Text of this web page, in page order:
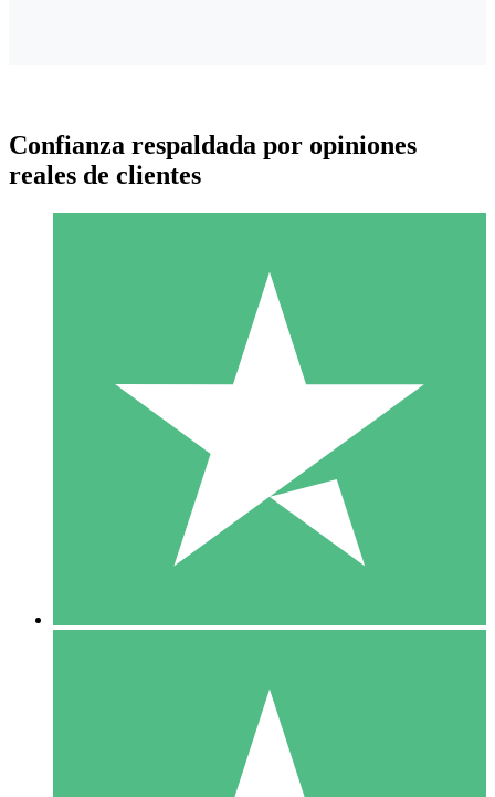
Paquetes de Créditos Individuales
Paga según el uso con créditos de descarga. Sin compromiso
10 00
10 Descargas
20 00
Confianza respaldada por opiniones
reales de clientes